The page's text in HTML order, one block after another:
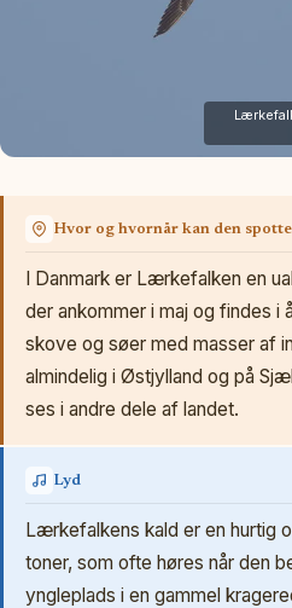
Hvor og hvornår kan den
I Danmark er Lærkefalken en
der ankommer i maj og findes i
skove og søer med masser af
almindelig i Østjylland og på
ses i andre dele af landet.
Lyd
Lærkefalkens kald er en hurtig
toner, som ofte høres når den
yngleplads i en gammel